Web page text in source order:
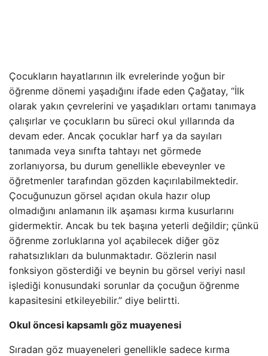
Çocukların hayatlarının ilk evrelerinde yoğun bir
öğrenme dönemi yaşadığını ifade eden Çağatay, “İlk
olarak yakın çevrelerini ve yaşadıkları ortamı tanımaya
çalışırlar ve çocukların bu süreci okul yıllarında da
devam eder. Ancak çocuklar harf ya da sayıları
tanımada veya sınıfta tahtayı net görmede
zorlanıyorsa, bu durum genellikle ebeveynler ve
öğretmenler tarafından gözden kaçırılabilmektedir.
Çocuğunuzun görsel açıdan okula hazır olup
olmadığını anlamanın ilk aşaması kırma kusurlarını
gidermektir. Ancak bu tek başına yeterli değildir; çünkü
öğrenme zorluklarına yol açabilecek diğer göz
rahatsızlıkları da bulunmaktadır. Gözlerin nasıl
fonksiyon gösterdiği ve beynin bu görsel veriyi nasıl
işlediği konusundaki sorunlar da çocuğun öğrenme
kapasitesini etkileyebilir.” diye belirtti.
Okul öncesi kapsamlı göz muayenesi
Sıradan göz muayeneleri genellikle sadece kırma